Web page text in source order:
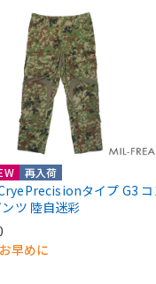
再入荷
タイプ G3 コ
ツ 陸自迷彩
早めに